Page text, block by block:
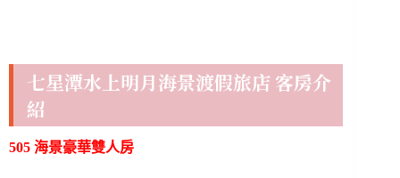
七星潭水上明月海景渡假旅店 客房介
紹
505 海景豪華雙人房